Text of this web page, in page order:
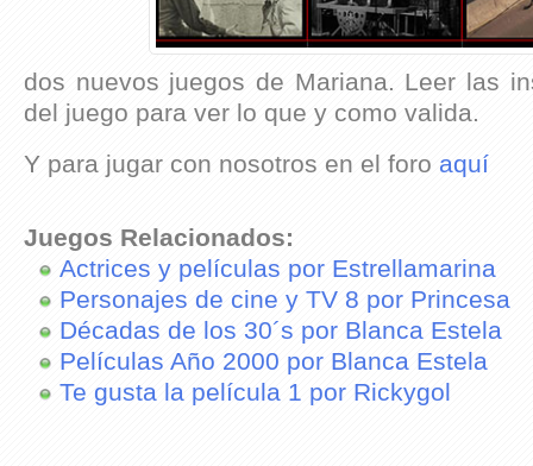
dos nuevos juegos de Mariana. Leer las
del juego para ver lo que y como valida.
Y para jugar con nosotros en el foro aquí
Juegos Relacionados:
Actrices y películas por Estrellamarina
Personajes de cine y TV 8 por Princesa
Décadas de los 30´s por Blanca Estela
Películas Año 2000 por Blanca Estela
Te gusta la película 1 por Rickygol